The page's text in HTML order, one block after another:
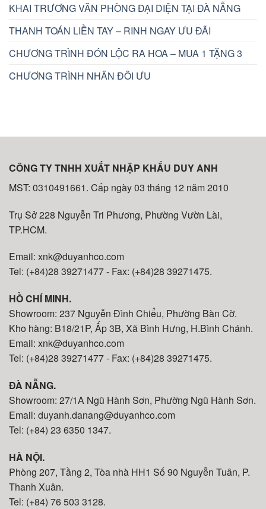
KHAI TRƯƠNG VĂN PHÒNG ĐẠI DIỆN TẠI ĐÀ NẴNG
THANH TOÁN LIỀN TAY – RINH NGAY ƯU ĐÃI
CHƯƠNG TRÌNH ĐÓN LỘC RA HOA – MUA 1 TẶNG 3
CHƯƠNG TRÌNH NHÂN ĐÔI ƯU
CÔNG TY TNHH XUẤT NHẬP KHẨU DUY ANH
MST: 0310491661. Cấp ngày 03 tháng 12 năm 2010
Trụ Sở 228 Nguyễn Tri Phương, Phường Vườn Lài,
TP.HCM.
Email: xnk@duyanhco.com
Tel: (+84)28 39271477 - Fax: (+84)28 39271475.
HỒ CHÍ MINH.
Showroom: 237 Nguyễn Đình Chiểu, Phường Bàn Cờ.
Kho hàng: B18/21P, Ấp 3B, Xã Bình Hưng, H.Bình Chánh.
Email: xnk@duyanhco.com
Tel: (+84)28 39271477 - Fax: (+84)28 39271475.
ĐÀ NẴNG.
Showroom: 27/1A Ngũ Hành Sơn, Phường Ngũ Hành Sơn.
Email: duyanh.danang@duyanhco.com
Tel: (+84) 23 6350 1347.
HÀ NỘI.
Phòng 207, Tầng 2, Tòa nhà HH1 Số 90 Nguyễn Tuân, P.
Thanh Xuân.
Tel: (+84) 76 503 3128.